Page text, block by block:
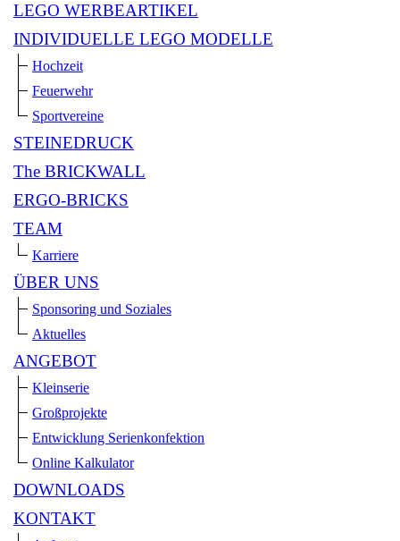
LEGO WERBEARTIKEL
INDIVIDUELLE LEGO MODELLE
Hochzeit
Feuerwehr
Sportvereine
STEINEDRUCK
The BRICKWALL
ERGO-BRICKS
TEAM
Karriere
ÜBER UNS
Sponsoring und Soziales
Aktuelles
ANGEBOT
Kleinserie
Großprojekte
Entwicklung Serienkonfektion
Online Kalkulator
DOWNLOADS
KONTAKT